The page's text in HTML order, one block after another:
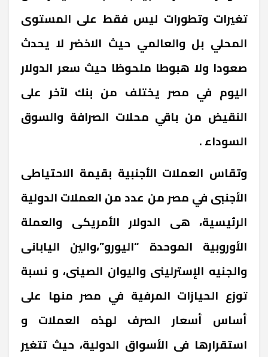
تغيرات وتطورات ليس فقط على المستوى
المحلي بل والعالمي حيث الاخضر لا يحدث
صعودا ولا هبوطا ملحوظا حيث سعر الدولار
اليوم في مصر يختلف من بنك لآخر على
النقيض من باقي محلات الصرافة والسوق
السوداء .
وتقاس العملات الأجنبية بقيمة الاحتياطى
الأجنبى في مصر من عدد من العملات الدولية
الرئيسية، هى الدولار الأمريكى والعملة
الأوروبية الموحدة “اليورو”،والين اليابانى
والجنيه الإسترلينى واليوان الصينى، و نسبة
توزع الحيازات المرفية في مصر منها على
أساس أسعار الصرف لهذه العملات و
استقرارها فى الأسواق الدولية، حيث تتغير